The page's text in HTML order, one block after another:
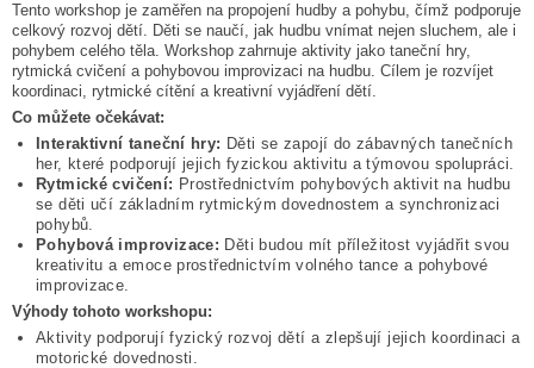
Tento workshop je zaměřen na propojení hudby a pohybu, čímž podporuje
celkový rozvoj dětí. Děti se naučí, jak hudbu vnímat nejen sluchem, ale i
pohybem celého těla. Workshop zahrnuje aktivity jako taneční hry,
rytmická cvičení a pohybovou improvizaci na hudbu. Cílem je rozvíjet
koordinaci, rytmické cítění a kreativní vyjádření dětí.
Co můžete očekávat:
Interaktivní taneční hry: Děti se zapojí do zábavných tanečních
her, které podporují jejich fyzickou aktivitu a týmovou spolupráci.
Rytmické cvičení: Prostřednictvím pohybových aktivit na hudbu
se děti učí základním rytmickým dovednostem a synchronizaci
pohybů.
Pohybová improvizace: Děti budou mít příležitost vyjádřit svou
kreativitu a emoce prostřednictvím volného tance a pohybové
improvizace.
Výhody tohoto workshopu:
Aktivity podporují fyzický rozvoj dětí a zlepšují jejich koordinaci a
motorické dovednosti.